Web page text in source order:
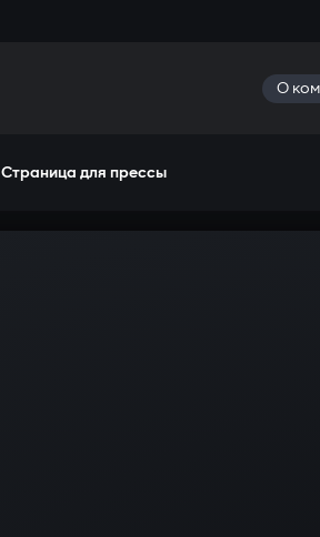
О
Страница для прессы